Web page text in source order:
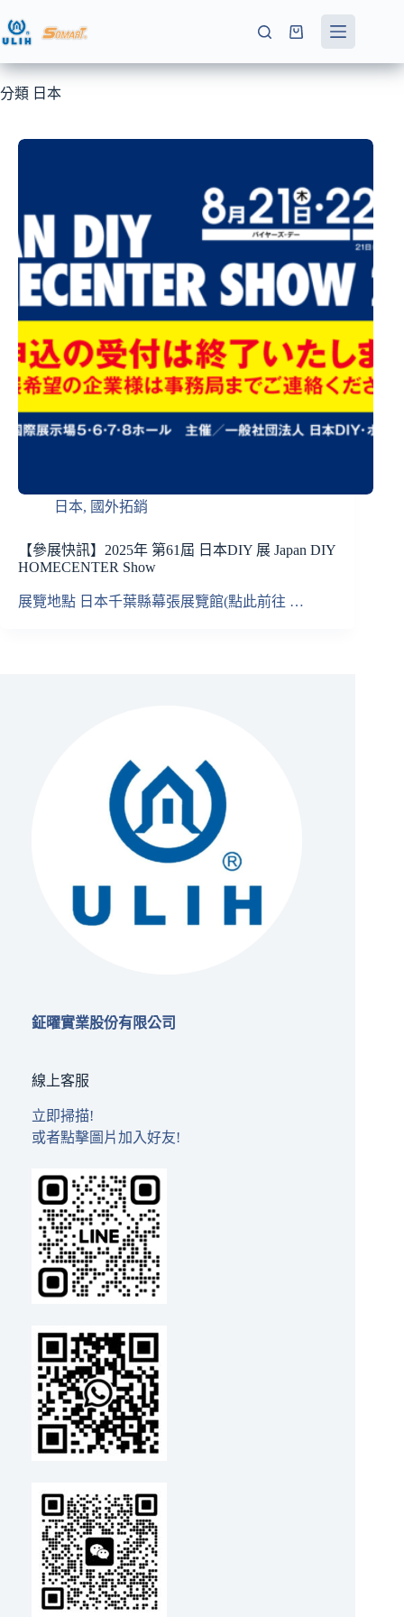
至
要
內
購
物
分類 日本
日本, 國外拓銷
【參展快訊】2025年 第61屆 日本DIY 展 Japan DIY
HOMECENTER Show
展覽地點 日本千葉縣幕張展覽館(點此前往 …
鉦曜實業股份有限公司
線上客服
立即掃描!
或者點擊圖片加入好友!